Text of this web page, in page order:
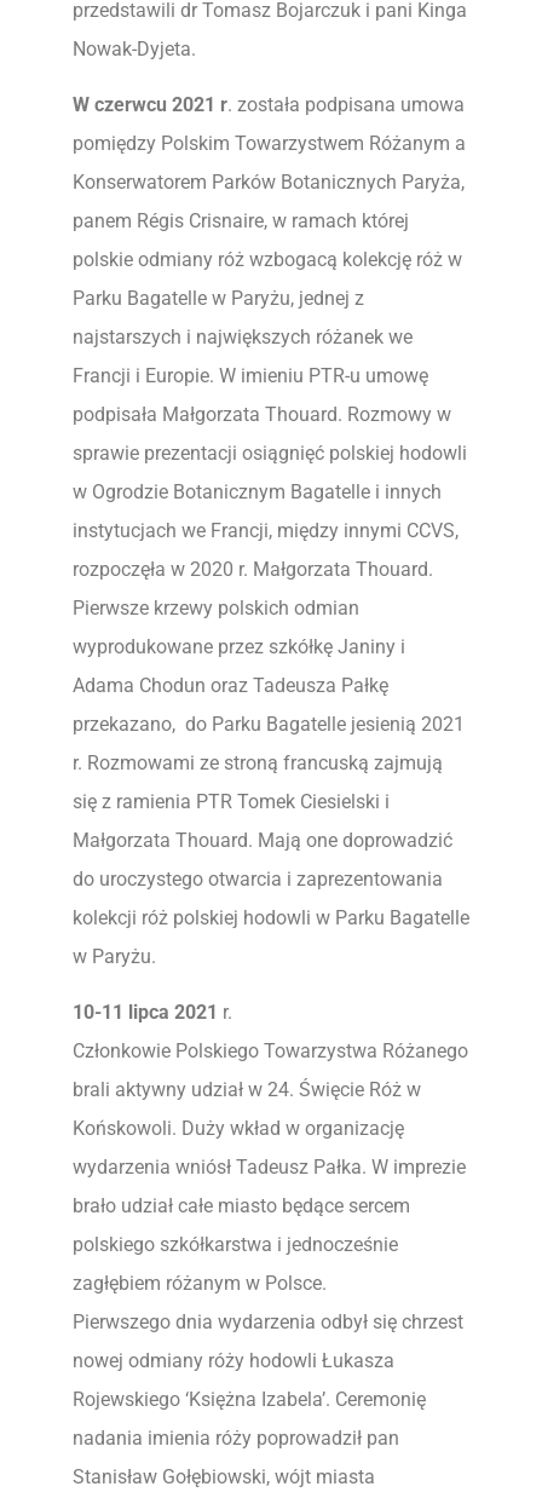
przedstawili dr Tomasz Bojarczuk i pani Kinga
Nowak-Dyjeta.
W czerwcu 2021 r. została podpisana umowa
pomiędzy Polskim Towarzystwem Różanym a
Konserwatorem Parków Botanicznych Paryża,
panem Régis Crisnaire, w ramach której
polskie odmiany róż wzbogacą kolekcję róż w
Parku Bagatelle w Paryżu, jednej z
najstarszych i największych różanek we
Francji i Europie. W imieniu PTR-u umowę
podpisała Małgorzata Thouard. Rozmowy w
sprawie prezentacji osiągnięć polskiej hodowli
w Ogrodzie Botanicznym Bagatelle i innych
instytucjach we Francji, między innymi CCVS,
rozpoczęła w 2020 r. Małgorzata Thouard.
Pierwsze krzewy polskich odmian
wyprodukowane przez szkółkę Janiny i
Adama Chodun oraz Tadeusza Pałkę
przekazano, do Parku Bagatelle jesienią 2021
r. Rozmowami ze stroną francuską zajmują
się z ramienia PTR Tomek Ciesielski i
Małgorzata Thouard. Mają one doprowadzić
do uroczystego otwarcia i zaprezentowania
kolekcji róż polskiej hodowli w Parku Bagatelle
w Paryżu.
10-11 lipca 2021 r.
Członkowie Polskiego Towarzystwa Różanego
brali aktywny udział w 24. Święcie Róż w
Końskowoli. Duży wkład w organizację
wydarzenia wniósł Tadeusz Pałka. W imprezie
brało udział całe miasto będące sercem
polskiego szkółkarstwa i jednocześnie
zagłębiem różanym w Polsce.
Pierwszego dnia wydarzenia odbył się chrzest
nowej odmiany róży hodowli Łukasza
Rojewskiego ‘Księżna Izabela’. Ceremonię
nadania imienia róży poprowadził pan
Stanisław Gołębiowski, wójt miasta